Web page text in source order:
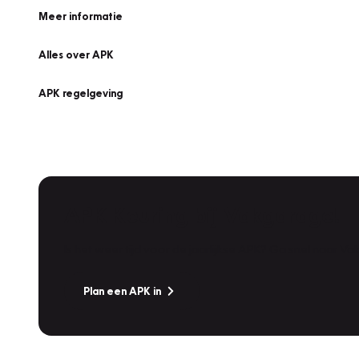
Meer informatie
Alles over APK
APK regelgeving
Plan een APK in